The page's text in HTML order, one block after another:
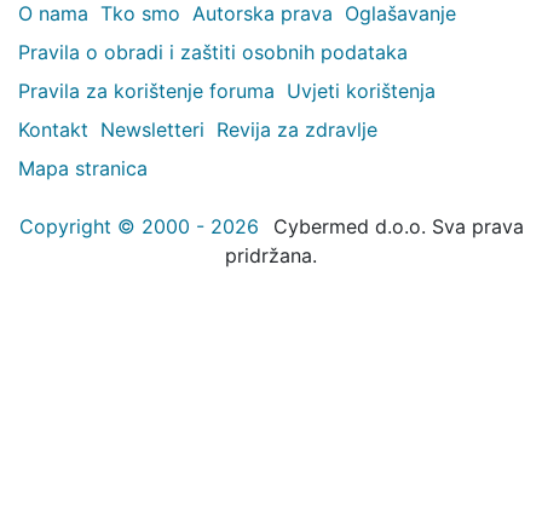
O nama Tko smo Autorska prava Oglašavanje
Pravila o obradi i zaštiti osobnih podataka
Pravila za korištenje foruma Uvjeti korištenja
Kontakt Newsletteri Revija za zdravlje
Mapa stranica
Copyright © 2000 - 2026
Cybermed d.o.o. Sva prava
pridržana.